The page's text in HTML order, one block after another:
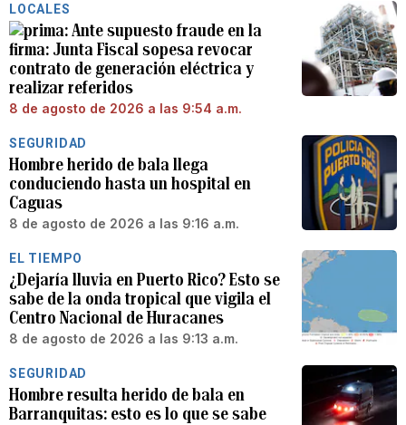
LOCALES
Ante supuesto fraude en la
firma: Junta Fiscal sopesa revocar
contrato de generación eléctrica y
realizar referidos
8 de agosto de 2026 a las 9:54 a.m.
SEGURIDAD
Hombre herido de bala llega
conduciendo hasta un hospital en
Caguas
8 de agosto de 2026 a las 9:16 a.m.
EL TIEMPO
¿Dejaría lluvia en Puerto Rico? Esto se
sabe de la onda tropical que vigila el
Centro Nacional de Huracanes
8 de agosto de 2026 a las 9:13 a.m.
SEGURIDAD
Hombre resulta herido de bala en
Barranquitas: esto es lo que se sabe